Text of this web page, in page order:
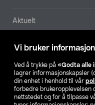
Vi bruker
Ved å trykke på «Godta alle
lagrer informasjonskapsler
din enhet i henhold til vår
forbedre brukeropplevelsen
nettstedet og for å tilpasse
Aktuelt
Våre selskaper